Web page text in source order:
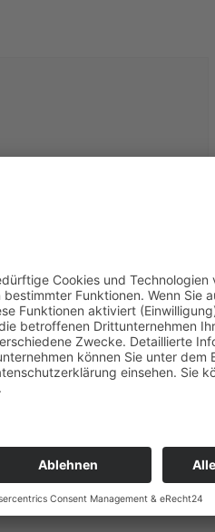
der JedermannHilfe
um 10:00 - 12:00